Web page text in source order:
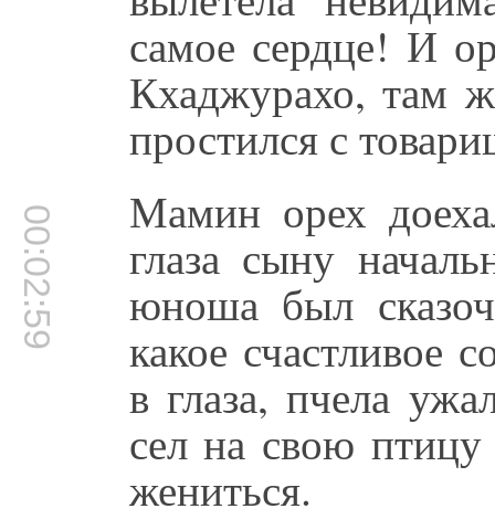
самое сердце! И
Кхаджурахо, там
простился с
00:02:59 Мамин орех
глаза сыну
юноша был
какое счастливое
в глаза, пчела
сел на свою птицу
жениться.